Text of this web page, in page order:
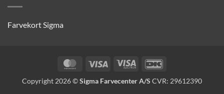
Farvekort Sigma
MasterCardVisa
Visa
Copyright 2026 ©Sigma Farvecenter A/S CVR: 29612390